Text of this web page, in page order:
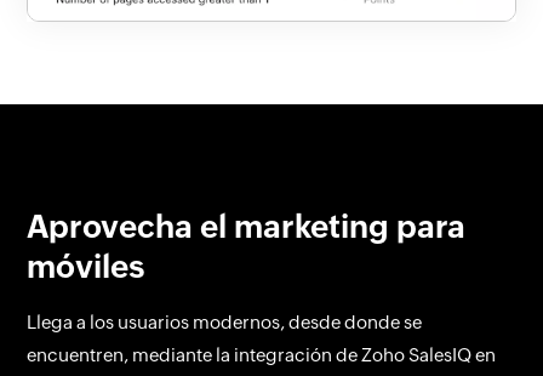
Aprovecha el marketing para
móviles
Llega a los usuarios modernos, desde donde se
encuentren, mediante la integración de Zoho SalesIQ en